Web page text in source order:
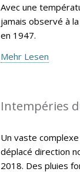
Avec une
jamais observé à
en 1947.
Mehr Lesen
Intempéries
Un vaste
déplacé direction
2018. Des pluies